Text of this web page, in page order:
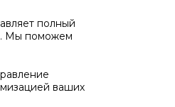
полный
Мы поможем
ваших